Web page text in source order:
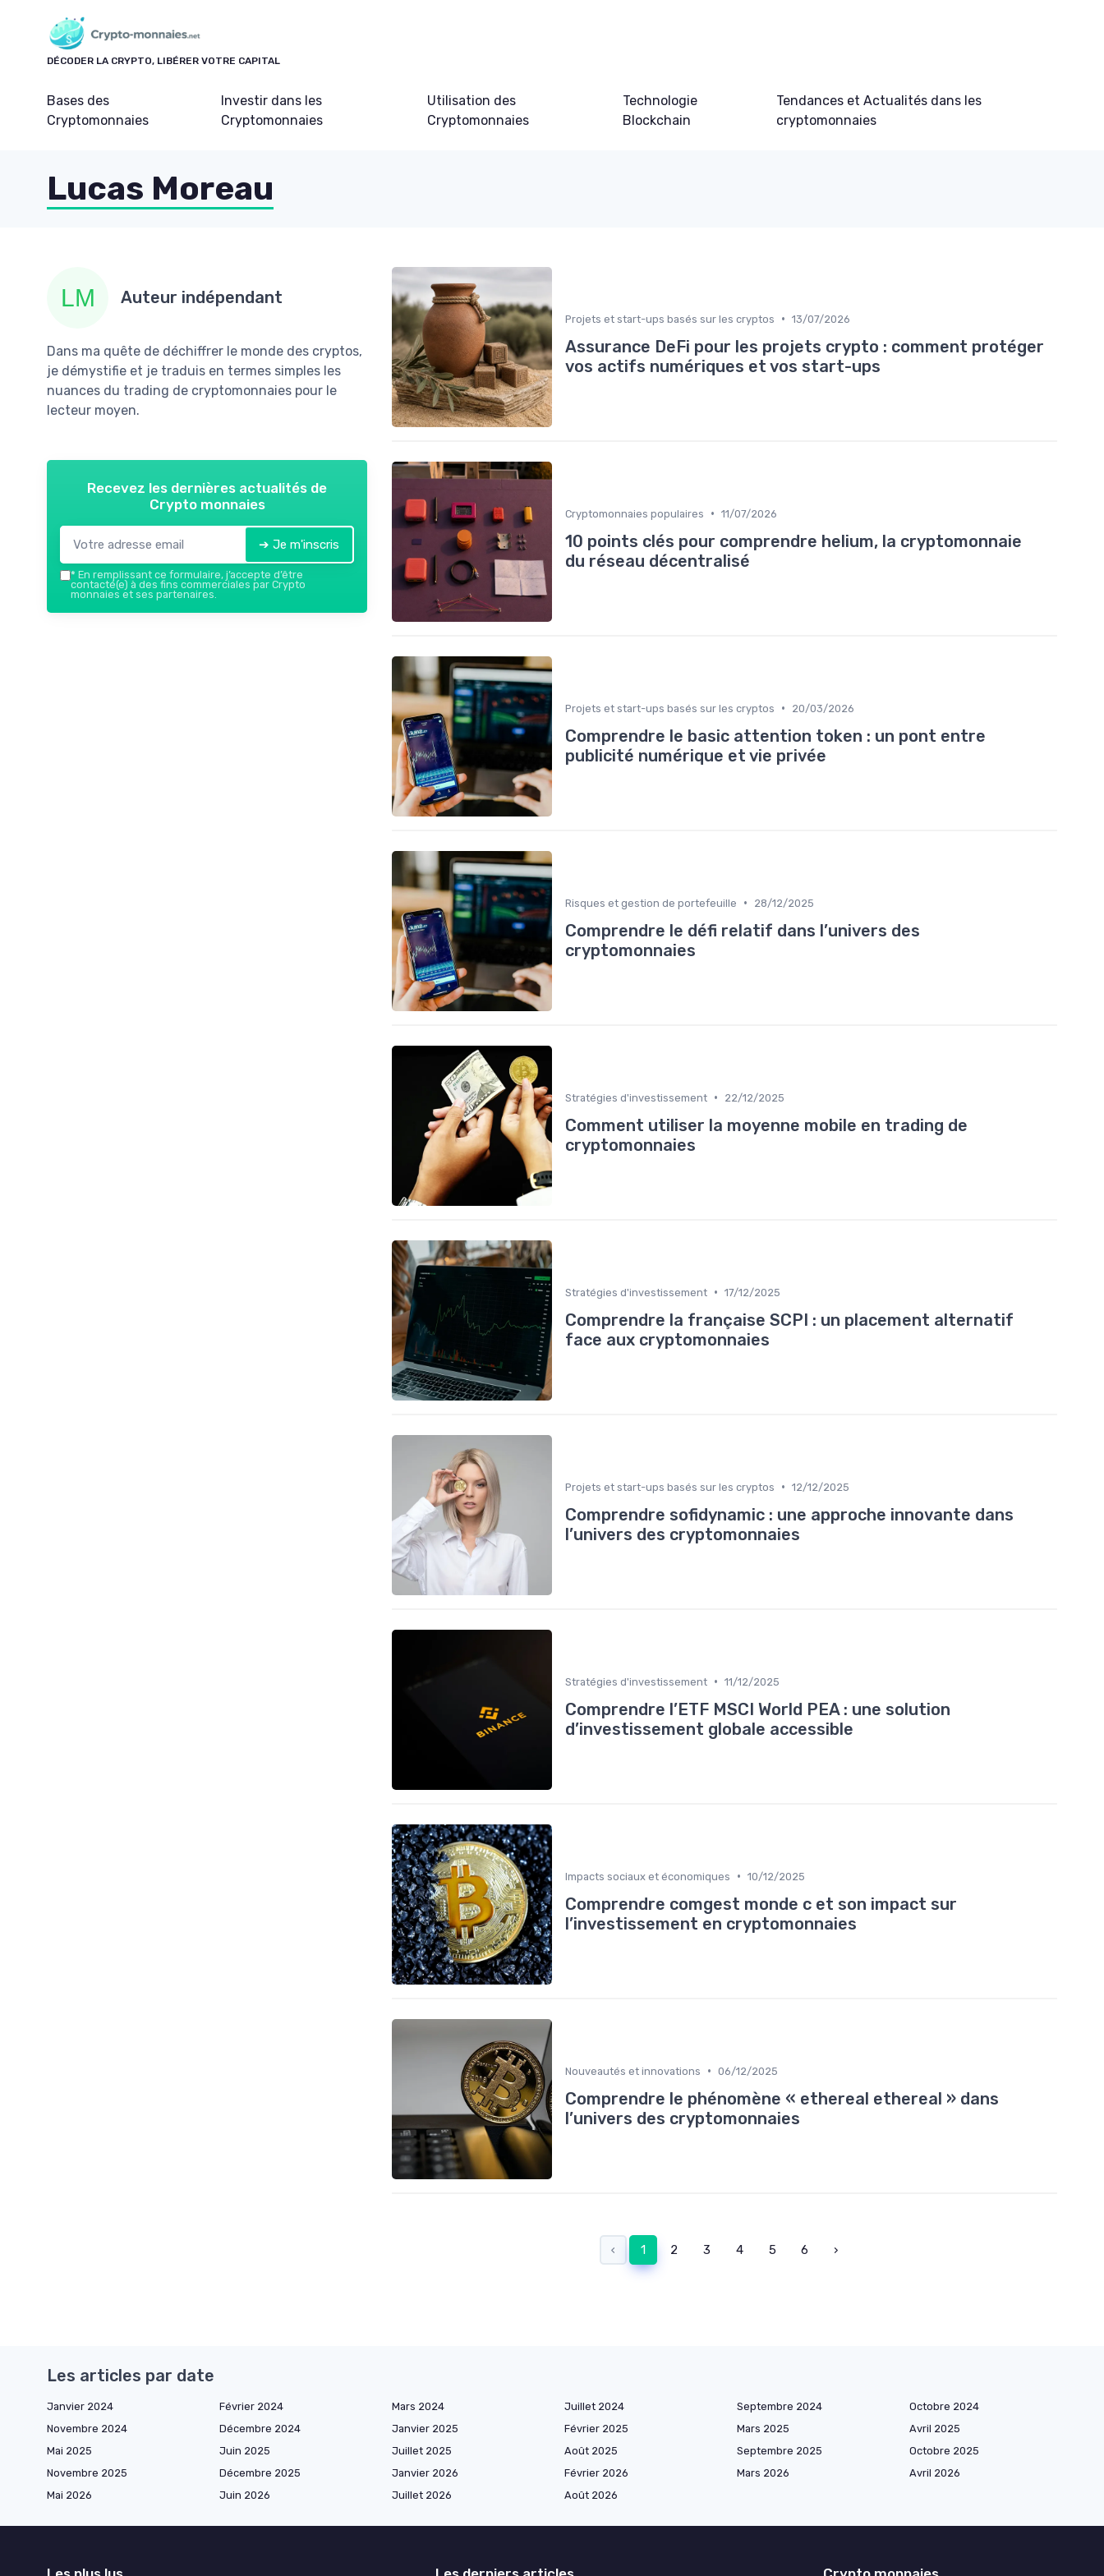
DÉCODER LA CRYPTO, LIBÉRER VOTRE CAPITAL
Bases des
Cryptomonnaies
Investir dans les
Cryptomonnaies
Utilisation des
Cryptomonnaies
Technologie
Blockchain
Tendances et Actualités dans les
cryptomonnaies
Lucas Moreau
Auteur indépendant
Dans ma quête de déchiffrer le monde des cryptos,
je démystifie et je traduis en termes simples les
nuances du trading de cryptomonnaies pour le
lecteur moyen.
Recevez les dernières actualités de
Crypto monnaies
➔ Je m'inscris
* En remplissant ce formulaire, j’accepte d’être
contacté(e) à des fins commerciales par Crypto
monnaies et ses partenaires.
Projets et start-ups basés sur les cryptos • 13/07/2026
Assurance DeFi pour les projets crypto : comment protéger
vos actifs numériques et vos start-ups
Cryptomonnaies populaires • 11/07/2026
10 points clés pour comprendre helium, la cryptomonnaie
du réseau décentralisé
Projets et start-ups basés sur les cryptos • 20/03/2026
Comprendre le basic attention token : un pont entre
publicité numérique et vie privée
Risques et gestion de portefeuille • 28/12/2025
Comprendre le défi relatif dans l’univers des
cryptomonnaies
Stratégies d'investissement • 22/12/2025
Comment utiliser la moyenne mobile en trading de
cryptomonnaies
Stratégies d'investissement • 17/12/2025
Comprendre la française SCPI : un placement alternatif
face aux cryptomonnaies
Projets et start-ups basés sur les cryptos • 12/12/2025
Comprendre sofidynamic : une approche innovante dans
l’univers des cryptomonnaies
Stratégies d'investissement • 11/12/2025
Comprendre l’ETF MSCI World PEA : une solution
d’investissement globale accessible
Impacts sociaux et économiques • 10/12/2025
Comprendre comgest monde c et son impact sur
l’investissement en cryptomonnaies
Nouveautés et innovations • 06/12/2025
Comprendre le phénomène « ethereal ethereal » dans
l’univers des cryptomonnaies
‹ 1 2 3 4 5 6 ›
Les articles par date
Janvier 2024 Février 2024 Mars 2024 Juillet 2024 Septembre 2024
Octobre 2024
Novembre 2024
Décembre 2024 Janvier 2025 Février 2025 Mars 2025
Avril 2025
Mai 2025
Juin 2025 Juillet 2025 Août 2025 Septembre 2025
Octobre 2025
Novembre 2025
Décembre 2025 Janvier 2026 Février 2026 Mars 2026
Avril 2026
Mai 2026
Juin 2026 Juillet 2026 Août 2026